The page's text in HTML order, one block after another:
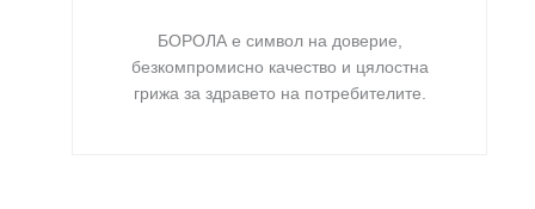
БОРОЛА е символ на доверие,
безкомпромисно качество и цялостна
грижа за здравето на потребителите.